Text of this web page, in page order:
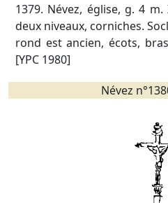
1379. Névez, église, g. 4
deux niveaux, corniches.
rond est ancien, écots,
[YPC 1980]
Névez